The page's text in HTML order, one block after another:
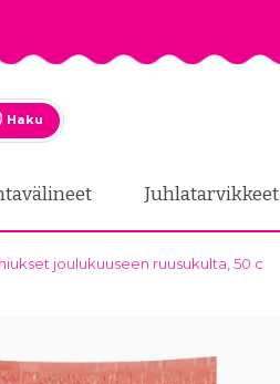
Haku
Juhlatarvikkeet
joulukuuseen ruusukulta, 50 c